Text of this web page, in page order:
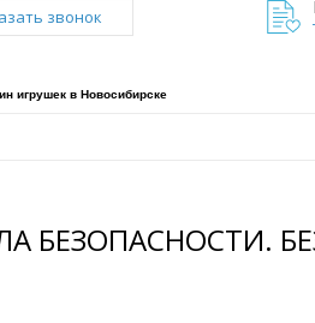
звонок
игрушек в Новосибирске
БЕЗОПАСНОСТИ.